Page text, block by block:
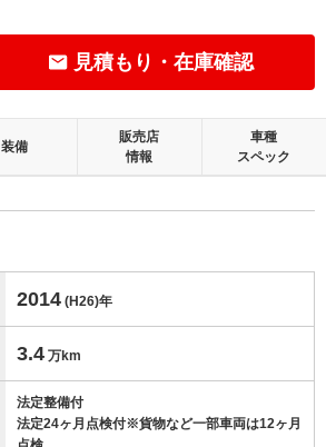
見積もり・在庫確認
装備
販売店
情報
車種
スペック
2014 (H26)年
3.4 万km
法定整備付
法定24ヶ月点検付※貨物など一部車両は12ヶ月